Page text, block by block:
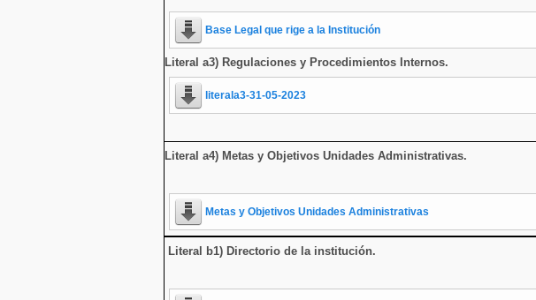
Base Legal que rige a la Institución
Literal a3) Regulaciones y Procedimientos Internos.
literala3-31-05-2023
Literal a4) Metas y Objetivos Unidades Administrativas.
Metas y Objetivos Unidades Administrativas
Literal b1) Directorio de la institución.